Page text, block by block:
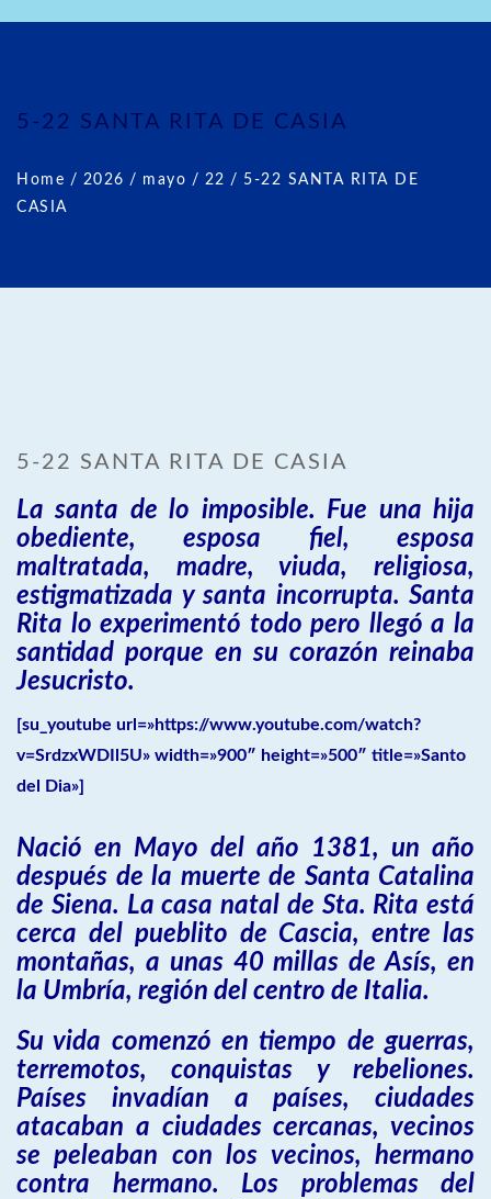
5-22 SANTA RITA DE CASIA
Home / 2026 / mayo / 22 / 5-22 SANTA RITA DE
CASIA
5-22 SANTA RITA DE CASIA
La santa de lo imposible. Fue una hija
obediente, esposa fiel, esposa
maltratada, madre, viuda, religiosa,
estigmatizada y santa incorrupta. Santa
Rita lo experimentó todo pero llegó a la
santidad porque en su corazón reinaba
Jesucristo.
[su_youtube url=»https://www.youtube.com/watch?
v=SrdzxWDIl5U» width=»900″ height=»500″ title=»Santo
del Dia»]
Nació en Mayo del año 1381, un año
después de la muerte de Santa Catalina
de Siena. La casa natal de Sta. Rita está
cerca del pueblito de Cascia, entre las
montañas, a unas 40 millas de Asís, en
la Umbría, región del centro de Italia.
Su vida comenzó en tiempo de guerras,
terremotos, conquistas y rebeliones.
Países invadían a países, ciudades
atacaban a ciudades cercanas, vecinos
se peleaban con los vecinos, hermano
contra hermano. Los problemas del